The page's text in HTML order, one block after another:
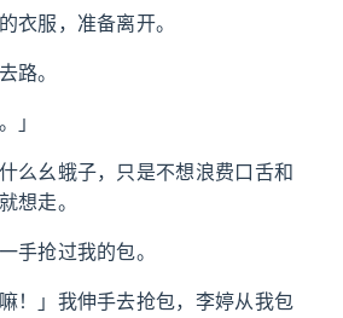
衣服，准备离开。
路。
」
么幺蛾子，只是不想浪费口舌和
想走。
手抢过我的包。
！」我伸手去抢包，李婷从我包